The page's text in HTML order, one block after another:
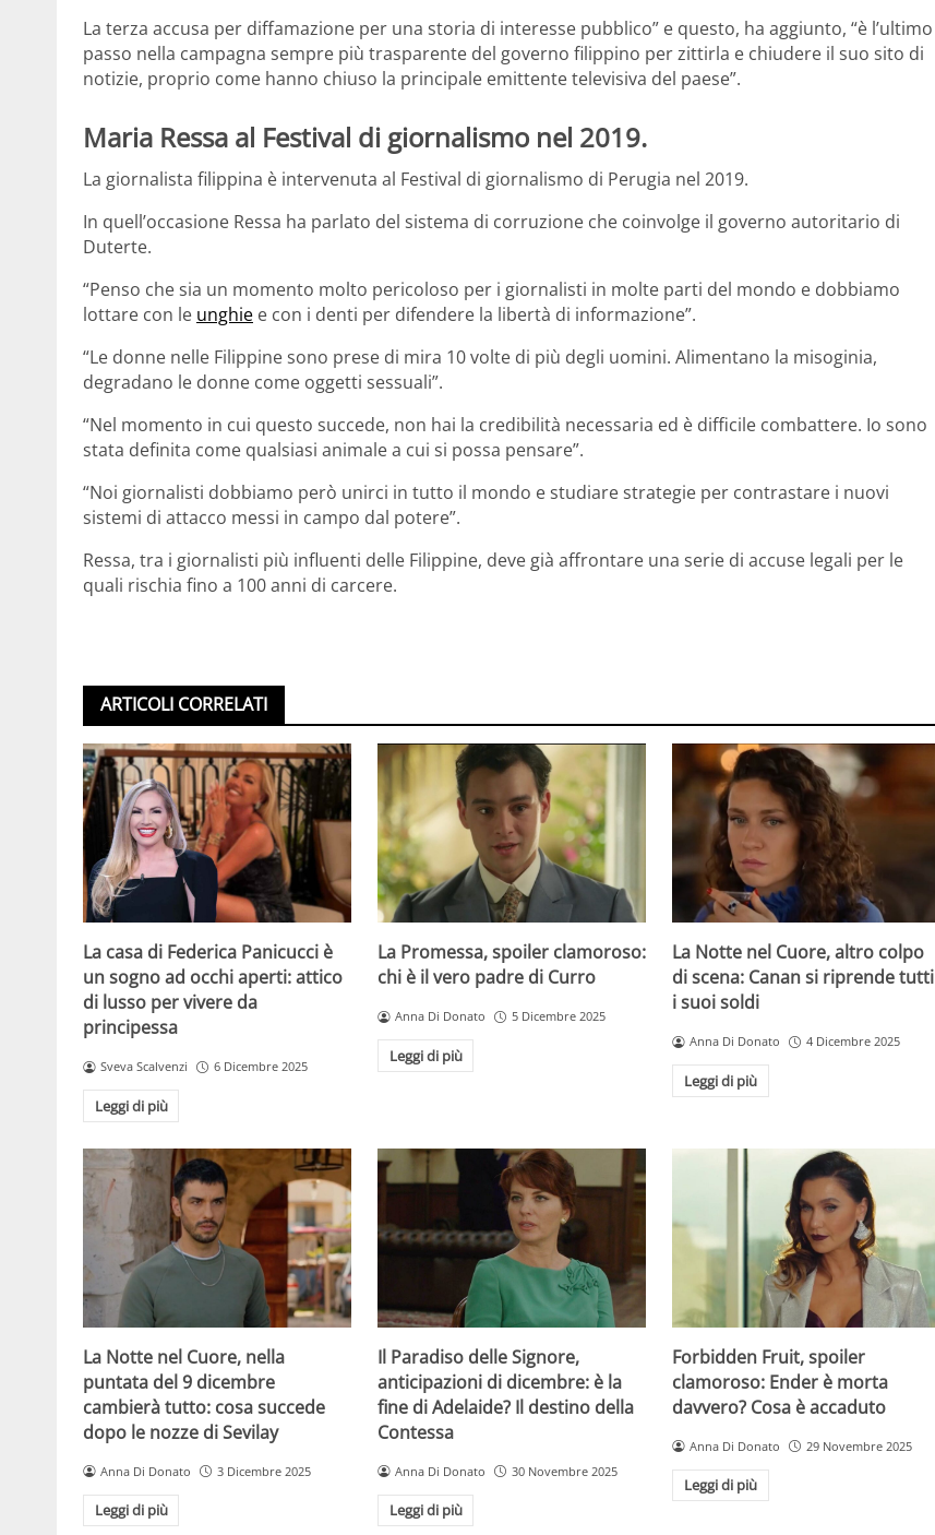
La terza accusa per diffamazione per una storia di interesse pubblico” e questo, ha aggiunto, “è l’ultimo
passo nella campagna sempre più trasparente del governo filippino per zittirla e chiudere il suo sito di
notizie, proprio come hanno chiuso la principale emittente televisiva del paese”.
Maria Ressa al Festival di giornalismo nel 2019.
La giornalista filippina è intervenuta al Festival di giornalismo di Perugia nel 2019.
In quell’occasione Ressa ha parlato del sistema di corruzione che coinvolge il governo autoritario di
Duterte.
“Penso che sia un momento molto pericoloso per i giornalisti in molte parti del mondo e dobbiamo
lottare con le unghie e con i denti per difendere la libertà di informazione”.
“Le donne nelle Filippine sono prese di mira 10 volte di più degli uomini. Alimentano la misoginia,
degradano le donne come oggetti sessuali”.
“Nel momento in cui questo succede, non hai la credibilità necessaria ed è difficile combattere. Io sono
stata definita come qualsiasi animale a cui si possa pensare”.
“Noi giornalisti dobbiamo però unirci in tutto il mondo e studiare strategie per contrastare i nuovi
sistemi di attacco messi in campo dal potere”.
Ressa, tra i giornalisti più influenti delle Filippine, deve già affrontare una serie di accuse legali per le
quali rischia fino a 100 anni di carcere.
ARTICOLI CORRELATI
La casa di Federica Panicucci è
un sogno ad occhi aperti: attico
di lusso per vivere da
principessa
Sveva Scalvenzi 6 Dicembre 2025
Leggi di più
La Promessa, spoiler clamoroso:
chi è il vero padre di Curro
Anna Di Donato 5 Dicembre 2025
Leggi di più
La Notte nel Cuore, altro colpo
di scena: Canan si riprende tutti
i suoi soldi
Anna Di Donato 4 Dicembre 2025
Leggi di più
La Notte nel Cuore, nella
puntata del 9 dicembre
cambierà tutto: cosa succede
dopo le nozze di Sevilay
Anna Di Donato 3 Dicembre 2025
Leggi di più
Il Paradiso delle Signore,
anticipazioni di dicembre: è la
fine di Adelaide? Il destino della
Contessa
Anna Di Donato 30 Novembre 2025
Leggi di più
Forbidden Fruit, spoiler
clamoroso: Ender è morta
davvero? Cosa è accaduto
Anna Di Donato 29 Novembre 2025
Leggi di più